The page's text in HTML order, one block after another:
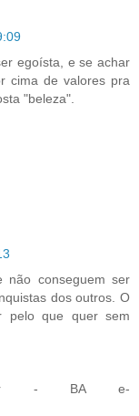
egoísta, e se achar
cima de valores pra
"beleza".
não conseguem ser
dos outros. O
pelo que quer sem
- BA e-